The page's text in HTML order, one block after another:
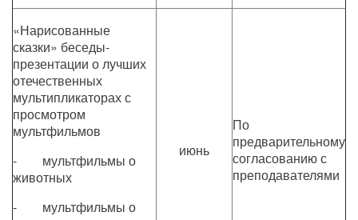
«Нарисованные
сказки» беседы-
презентации о лучших
отечественных
мультипликаторах с
просмотром
мультфильмов
- мультфильмы о
животных
- мультфильмы о
июнь
По
предварительному
согласованию с
преподавателями